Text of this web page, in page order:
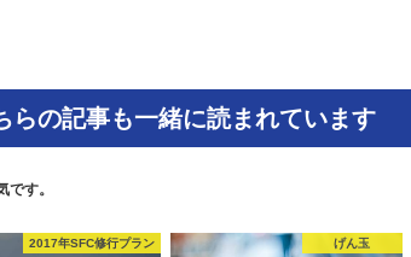
らの記事も一緒に読まれています
です。
2017年SFC修行プラン げん玉